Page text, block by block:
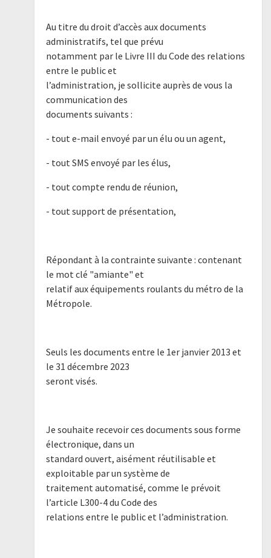
Au titre du droit d’accès aux documents
administratifs, tel que prévu
notamment par le Livre III du Code des relations
entre le public et
l’administration, je sollicite auprès de vous la
communication des
documents suivants :
- tout e-mail envoyé par un élu ou un agent,
- tout SMS envoyé par les élus,
- tout compte rendu de réunion,
- tout support de présentation,
Répondant à la contrainte suivante : contenant
le mot clé "amiante" et
relatif aux équipements roulants du métro de la
Métropole.
Seuls les documents entre le 1er janvier 2013 et
le 31 décembre 2023
seront visés.
Je souhaite recevoir ces documents sous forme
électronique, dans un
standard ouvert, aisément réutilisable et
exploitable par un système de
traitement automatisé, comme le prévoit
l’article L300-4 du Code des
relations entre le public et l’administration.